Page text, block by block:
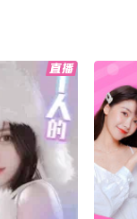
人来说确实
#OMG你
种贡献 #定
准备带
哈#秋
家 #地